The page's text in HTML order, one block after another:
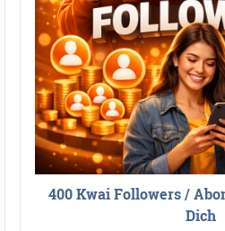
400 Kwai Followers /
Dich